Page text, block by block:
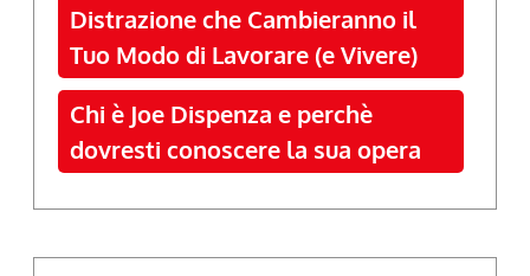
Distrazione che Cambieranno il
Tuo Modo di Lavorare (e Vivere)
Chi è Joe Dispenza e perchè
dovresti conoscere la sua opera